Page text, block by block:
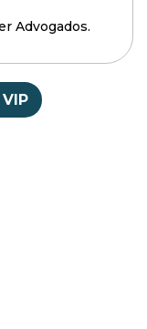
Advogados.